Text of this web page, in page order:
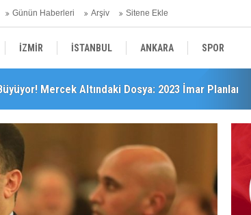
Günün Haberleri Arşiv Sitene Ekle
İZMİR İSTANBUL ANKARA SPOR
SAĞLIK EKONOMİ POLİTİKA
Mercek Altındaki Dosya: 2023 İmar Planları